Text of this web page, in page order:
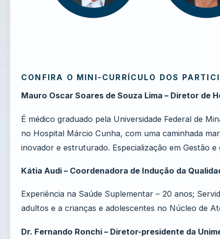
CONFIRA O MINI-CURRÍCULO DOS
Mauro Oscar Soares de Souza Lima – Diretor de
É médico graduado pela Universidade Federal de
no Hospital Márcio Cunha, com uma caminhada
inovador e estruturado. Especialização em Gestão
Kátia Audi – Coordenadora de Indução da
Experiência na Saúde Suplementar – 20 anos;
adultos e a crianças e adolescentes no Núcleo de
Dr. Fernando Ronchi – Diretor-presidente da